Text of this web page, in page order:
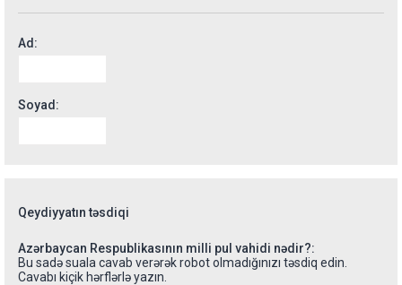
Ad:
Soyad:
Qeydiyyatın təsdiqi
Azərbaycan Respublikasının milli pul vahidi nədir?:
Bu sadə suala cavab verərək robot olmadığınızı təsdiq edin.
Cavabı kiçik hərflərlə yazın.